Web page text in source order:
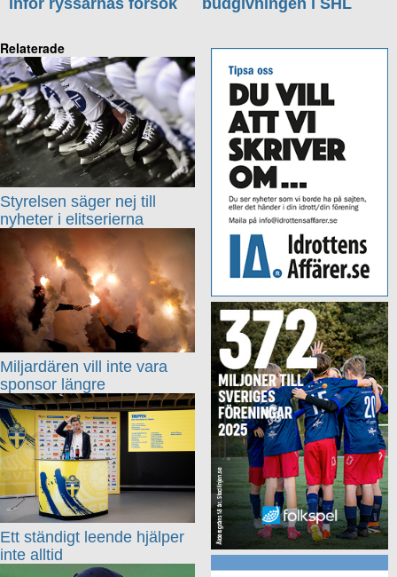
inför ryssarnas försök
budgivningen i SHL
Relaterade
Styrelsen säger nej till
nyheter i elitserierna
Miljardären vill inte vara
sponsor längre
Ett ständigt leende hjälper
inte alltid